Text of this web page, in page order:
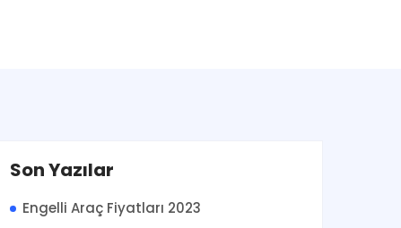
Son Yazılar
Engelli Araç Fiyatları 2023